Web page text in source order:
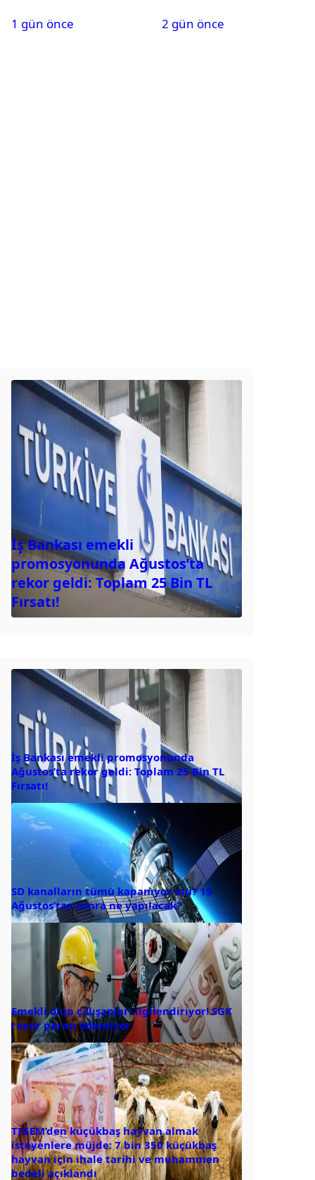
oynayacak mı?
1 gün önce
hakkında karar çıktı
2 gün önce
İş Bankası emekli
promosyonunda Ağustos’ta
rekor geldi: Toplam 25 Bin TL
Fırsatı!
İş Bankası emekli promosyonunda
Ağustos’ta rekor geldi: Toplam 25 Bin TL
Fırsatı!
SD kanalların tümü kapanıyor mu? 15
Ağustos’tan sonra ne yapılacak?
Emekli olup çalışanları ilgilendiriyor! SGK
rapor parası ödemiyor
TİGEM’den küçükbaş hayvan almak
isteyenlere müjde: 7 bin 350 küçükbaş
hayvan için ihale tarihi ve muhammen
bedeli açıklandı